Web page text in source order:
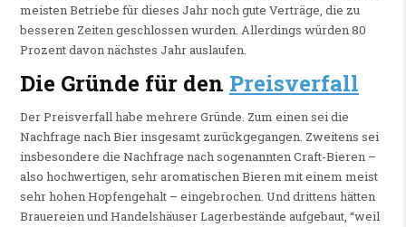
meisten Betriebe für dieses Jahr noch gute Verträge, die zu
besseren Zeiten geschlossen wurden. Allerdings würden 80
Prozent davon nächstes Jahr auslaufen.
Die Gründe für den Preisverfall
Der Preisverfall habe mehrere Gründe. Zum einen sei die
Nachfrage nach Bier insgesamt zurückgegangen. Zweitens sei
insbesondere die Nachfrage nach sogenannten Craft-Bieren –
also hochwertigen, sehr aromatischen Bieren mit einem meist
sehr hohen Hopfengehalt – eingebrochen. Und drittens hätten
Brauereien und Handelshäuser Lagerbestände aufgebaut, “weil